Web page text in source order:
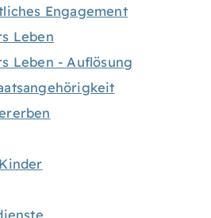
Engagement
Leben
Leben - Auflösung